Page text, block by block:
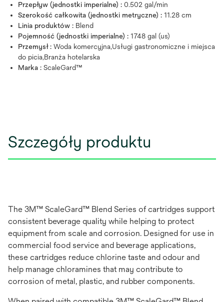
Przepływ (jednostki imperialne) : 0.502 gal/min
Szerokość całkowita (jednostki metryczne) : 11.28 cm
Linia produktów : Blend
Pojemność (jednostki imperialne) : 1748 gal (us)
Przemysł : Woda komercyjna,Usługi gastronomiczne i miejsca
do picia,Branża hotelarska
Marka : ScaleGard™
Szczegóły produktu
The 3M™ ScaleGard™ Blend Series of cartridges support
consistent beverage quality while helping to protect
equipment from scale and corrosion. Designed for use in
commercial food service and beverage applications,
these cartridges reduce chlorine taste and odour and
help manage chloramines that may contribute to
corrosion of metal, plastic, and rubber components.